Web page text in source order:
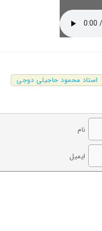
استاد محمود حاجیلی دوجی
نام
ایمیل